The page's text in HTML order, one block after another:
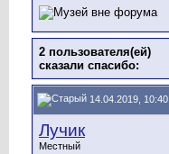
2 пользователя(ей)
сказали cпасибо:
14.04.2019, 10:40
Лучик
Местный